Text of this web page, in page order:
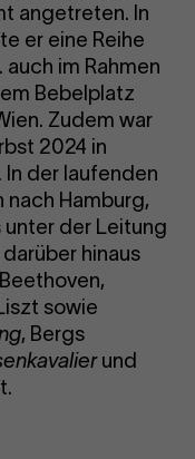
angetreten. In
er eine Reihe
im Rahmen
Bebelplatz
Zudem war
2024 in
In der laufenden
nach Hamburg,
unter der Leitung
hinaus
sowie
, Bergs
und